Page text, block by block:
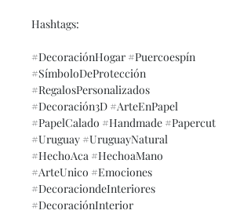
Hashtags:
#DecoraciónHogar #Puercoespín
#SímboloDeProtección
#RegalosPersonalizados
#Decoración3D #ArteEnPapel
#PapelCalado #Handmade #Papercut
#Uruguay #UruguayNatural
#HechoAca #HechoaMano
#ArteUnico #Emociones
#DecoraciondeInteriores
#DecoraciónInterior